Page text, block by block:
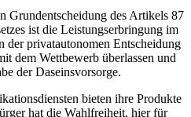
Grundentscheidung des Artikels 87
ist die Leistungserbringung im
der privatautonomen Entscheidung
dem Wettbewerb überlassen und
der Daseinsvorsorge.
bieten ihre Produkte
hat die Wahlfreiheit, hier für